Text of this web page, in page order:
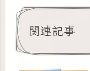
関連記事